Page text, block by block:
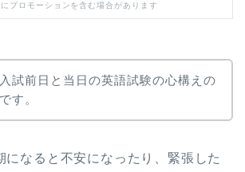
プロモーションを含む場合があります
試前日と当日の英語試験の心構えの
す。
になると不安になったり、緊張した